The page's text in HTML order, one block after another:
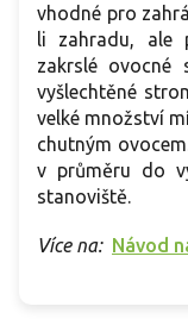
vhodné pro
li zahradu, ale
zakrslé ovocné
vyšlechtěné
velké množství
chutným
v průměru do
stanoviště.
Více na: Návod